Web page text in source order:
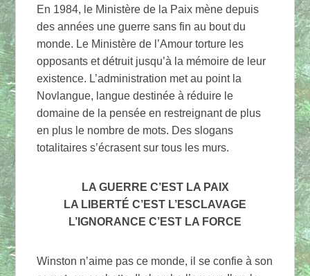
En 1984, le Ministère de la Paix mène depuis
des années une guerre sans fin au bout du
monde. Le Ministère de l’Amour torture les
opposants et détruit jusqu’à la mémoire de leur
existence. L’administration met au point la
Novlangue, langue destinée à réduire le
domaine de la pensée en restreignant de plus
en plus le nombre de mots. Des slogans
totalitaires s’écrasent sur tous les murs.
LA GUERRE C’EST LA PAIX
LA LIBERTÉ C’EST L’ESCLAVAGE
L’IGNORANCE C’EST LA FORCE
Winston n’aime pas ce monde, il se confie à son